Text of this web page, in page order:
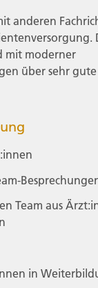
anderen
mit moderner
über sehr gute
Team aus
in